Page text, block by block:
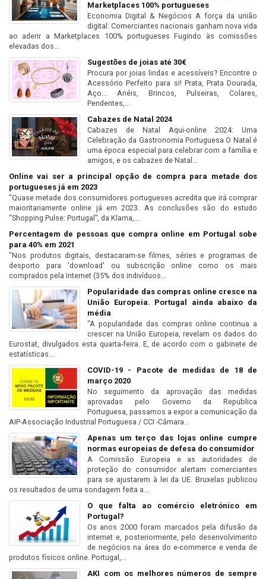
Marketplaces 100% portugueses
Economia Digital & Negócios A força da união
digital: Comerciantes nacionais ganham nova vida
ao aderir a Marketplaces 100% portugueses Fugindo às comissões
elevadas dos...
Sugestões de joias até 30€
Procura por joias lindas e acessíveis? Encontre o
Acessório Perfeito para si! Prata, Prata Dourada,
Aço... Anéis, Brincos, Pulseiras, Colares,
Pendentes,...
Cabazes de Natal 2024
Cabazes de Natal Aqui-online 2024: Uma
Celebração da Gastronomia Portuguesa O Natal é
uma época especial para celebrar com a família e
amigos, e os cabazes de Natal...
Online vai ser a principal opção de compra para metade dos
portugueses já em 2023
"Quase metade dos consumidores portugueses acredita que irá comprar
maioritariamente online já em 2023. As conclusões são do estudo
“Shopping Pulse: Portugal”, da Klarna,...
Percentagem de pessoas que compra online em Portugal sobe
para 40% em 2021
"Nos produtos digitais, destacaram-se filmes, séries e programas de
desporto para 'download' ou subscrição online como os mais
comprados pela Internet (35% dos indivíduos...
Popularidade das compras online cresce na
União Europeia. Portugal ainda abaixo da
média
"A popularidade das compras online continua a
crescer na União Europeia, revelam os dados do
Eurostat, divulgados esta quarta-feira. E, de acordo com o gabinete de
estatísticas...
COVID-19 - Pacote de medidas de 18 de
março 2020
No seguimento da aprovação das medidas
aprovadas pelo Governo da Republica
Portuguesa, passamos a expor a comunicação da
AIP-Associação Industrial Portuguesa / CCI -Câmara...
Apenas um terço das lojas online cumpre
normas europeias de defesa do consumidor
A Comissão Europeia e as autoridades de
proteção do consumidor alertam comerciantes
para se ajustarem à lei da UE. Bruxelas publicou
os resultados de uma sondagem feita a...
O que falta ao comércio eletrónico em
Portugal?
Os anos 2000 foram marcados pela difusão da
internet e, posteriormente, pelo desenvolvimento
de negócios na área do e-commerce e venda de
produtos físicos online. Portugal,...
AKI com os melhores números de sempre